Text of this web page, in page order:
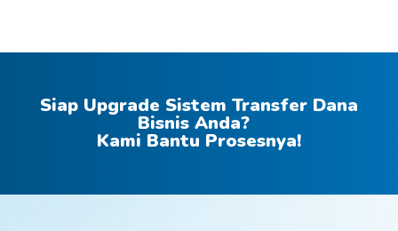
Siap Upgrade Sistem Transfer Dana
Bisnis Anda?
Kami Bantu Prosesnya!